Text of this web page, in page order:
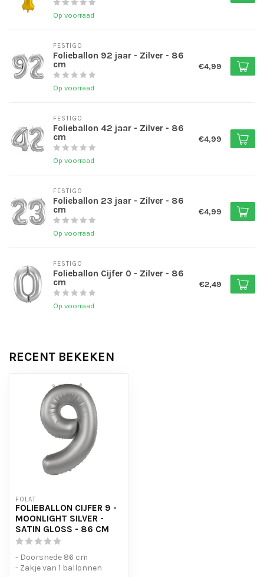
Op voorraad
FESTIGO
Folieballon 92 jaar - Zilver - 86
cm
Op voorraad
€4,99
FESTIGO
Folieballon 42 jaar - Zilver - 86
cm
Op voorraad
€4,99
FESTIGO
Folieballon 23 jaar - Zilver - 86
cm
Op voorraad
€4,99
FESTIGO
Folieballon Cijfer 0 - Zilver - 86
cm
Op voorraad
€2,49
RECENT BEKEKEN
FOLAT
FOLIEBALLON CIJFER 9 -
MOONLIGHT SILVER -
SATIN GLOSS - 86 CM
- Doorsnede 86 cm
- Zakje van 1 ballonnen